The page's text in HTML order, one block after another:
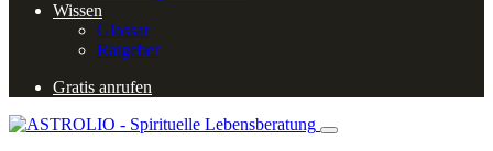
Wissen
Glossar
Ratgeber
Gratis anrufen